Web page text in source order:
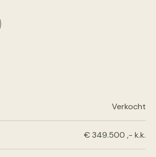
Verkocht
€ 349.500 ,- k.k.